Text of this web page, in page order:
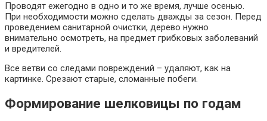
Проводят ежегодно в одно и то же время, лучше осенью.
При необходимости можно сделать дважды за сезон. Перед
проведением санитарной очистки, дерево нужно
внимательно осмотреть, на предмет грибковых заболеваний
и вредителей.
Все ветви со следами повреждений – удаляют, как на
картинке. Срезают старые, сломанные побеги.
Формирование шелковицы по годам